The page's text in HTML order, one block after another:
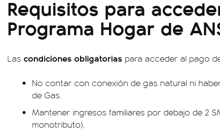
Requisitos para
Programa Hogar de
Las condiciones obligatorias para acceder al pago
No contar con conexión de gas natural ni
de Gas.
Mantener ingresos familiares por debajo de 2
monotributo).